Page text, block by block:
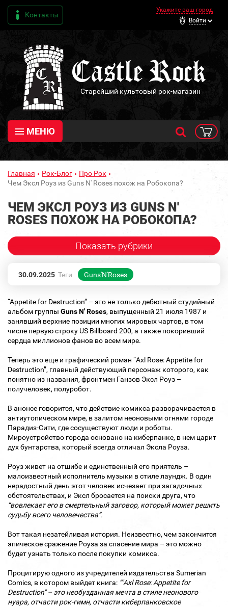
Контакты
Укажите ваш город
Войти
Старейший культовый рок-магазин
МЕНЮ
Главная Рок-Блог
Про Рок
Чем Эксл Роуз из Guns N' Roses похож на Робокопа?
ЧЕМ ЭКСЛ РОУЗ ИЗ GUNS N'
ROSES ПОХОЖ НА РОБОКОПА?
Показать рубрики
30.09.2025 Теги Guns'N'Roses
“Appetite for Destruction” – это не только дебютный студийный
альбом группы Guns N' Roses, выпущенный 21 июля 1987 и
занявший верхние позиции многих мировых чартов, в том
числе первую строку US Billboard 200, а также покоривший
сердца миллионов фанов во всем мире.
Теперь это еще и графический роман “Axl Rose: Appetite for
Destruction”, главный действующий персонаж которого, как
понятно из названия, фронтмен Ганзов Эксл Роуз –
получеловек, полуробот.
В анонсе говорится, что действие комикса разворачивается в
антиутопическом мире, в залитом неоновыми огнями городе
Парадиз-Сити, где сосуществуют люди и роботы.
Мироустройство города основано на киберпанке, в нем царит
дух бунтарства, который всегда отличал Эксла Роуза.
Роуз живет на отшибе и единственный его приятель –
малоизвестный исполнитель музыки в стиле лаундж. В один
нерадостный день этот человек исчезает при загадочных
обстоятельствах, и Эксл бросается на поиски друга, что
“вовлекает его в смертельный заговор, который может решить
судьбу всего человечества”.
Вот такая незатейливая история. Неизвестно, чем закончится
эпическое сражение Роуза за спасение мира – это можно
будет узнать только после покупки комикса.
Процитирую одного из учредителей издательства Sumerian
Comics, в котором выйдет книга: “"Axl Rose: Appetite for
Destruction" – это необузданная мечта в стиле неонового
нуара, отчасти рок-гимн, отчасти киберпанковское